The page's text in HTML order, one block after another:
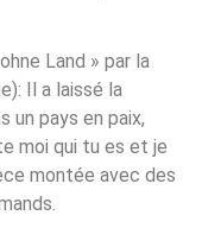
Land » par la
Il a laissé la
un pays en paix,
moi qui tu es et je
montée avec des